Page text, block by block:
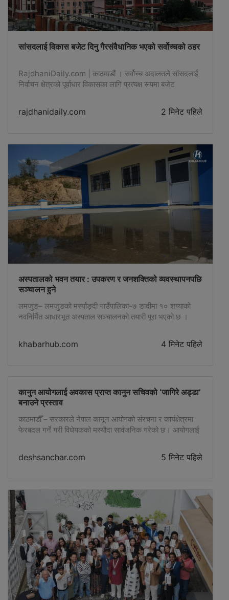
सांसदलाई विकास बजेट दिनु गैरसंवैधानिक भएको सर्वोच्चको ठहर
RajdhaniDaily.com | काठमाडौं । सर्वोच्च अदालतले सांसदलाई
निर्वाचन क्षेत्रको पूर्वाधार विकासका लागि प्रत्यक्ष रूपमा बजेट
rajdhanidaily.com 2 मिनेट पहिले
अस्पतालको भवन तयार : उपकरण र जनशक्तिको व्यवस्थापनपछि
सञ्चालन हुने
लमजुङ– लमजुङको मर्स्याङ्दी गाउँपालिका-७ ङादीमा १० शय्याको
नवनिर्मित आधारभूत अस्पताल सञ्चालनको तयारी पूरा भएको छ ।
सञ्चालन गर्न आवश्यक स्वास्थ्य उपकरण तथा जनशक्ति व्यवस्थापन
गर्नुपर्ने अवस्था गाउँपालिकाले जनाएको छ । सरकारको ‘एक स्थानीय
khabarhub.com 4 मिनेट पहिले
कानुन आयोगलाई अवकास प्राप्त कानुन सचिवको ‘जागिरे अड्डा’
बनाउने प्रस्ताव
काठमाडौँ – सरकारले नेपाल कानून आयोगको संरचना र कार्यक्षेत्रमा
फेरबदल गर्ने गरी विधेयकको मस्यौदा सार्वजनिक गरेको छ। आयोगलाई
deshsanchar.com 5 मिनेट पहिले